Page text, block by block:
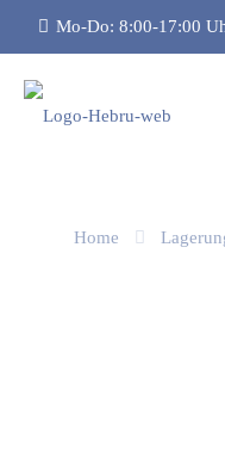
Mo-Do: 8:00-17:00
Home